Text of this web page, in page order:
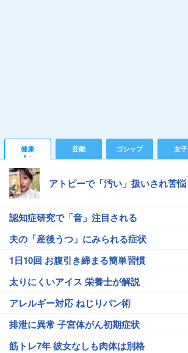
健康 芸能 ゴシップ 女子
アトピーで「汚い」扱いされ苦悩
認知症研究で「音」注目される
夫の「産後うつ」にみられる症状
1日10回 お腹引き締まる簡単習慣
太りにくいアイス 栄養士が解説
アレルギー対応 ねじりパン術
排泄に異常 子宮体がん初期症状
筋トレ7年 彼女なしも肉体は別格